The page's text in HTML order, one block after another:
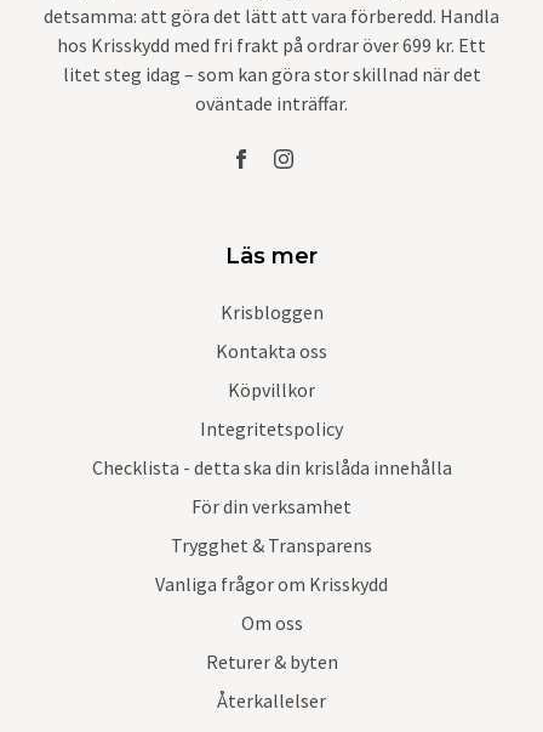
detsamma: att göra det lätt att vara förberedd. Handla
hos Krisskydd med fri frakt på ordrar över 699 kr. Ett
litet steg idag – som kan göra stor skillnad när det
oväntade inträffar.
Läs mer
Krisbloggen
Kontakta oss
Köpvillkor
Integritetspolicy
Checklista - detta ska din krislåda innehålla
För din verksamhet
Trygghet & Transparens
Vanliga frågor om Krisskydd
Om oss
Returer & byten
Återkallelser